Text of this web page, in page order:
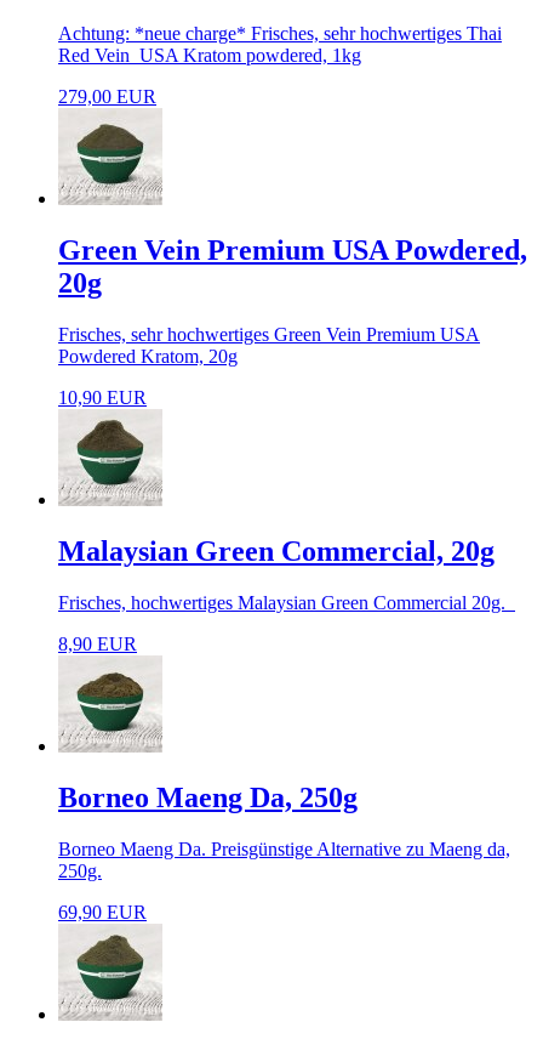
Achtung: *neue charge* Frisches, sehr hochwertiges Thai
Red Vein USA Kratom powdered, 1kg
279,00 EUR
Green Vein Premium USA Powdered,
20g
Frisches, sehr hochwertiges Green Vein Premium USA
Powdered Kratom, 20g
10,90 EUR
Malaysian Green Commercial, 20g
Frisches, hochwertiges Malaysian Green Commercial 20g.
8,90 EUR
Borneo Maeng Da, 250g
Borneo Maeng Da. Preisgünstige Alternative zu Maeng da,
250g.
69,90 EUR